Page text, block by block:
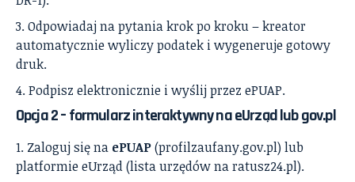
Odpowiadaj na pytania krok po kroku – kreator
automatycznie wyliczy podatek i wygeneruje gotowy
druk.
Podpisz elektronicznie i wyślij przez ePUAP.
Opcja 2 – formularz interaktywny na eUrząd lub gov.pl
Zaloguj się na ePUAP(profilzaufany.gov.pl) lub
platformie eUrząd (lista urzędów na ratusz24.pl).